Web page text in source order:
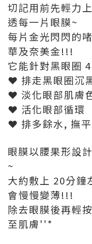
切記用前先輕力
透每一片眼膜~
每片金光閃閃的
華及奈美金!!!
它能針對黑眼圈 4
❤ 排走黑眼圈沉
❤ 淡化眼部肌膚
❤ 活化眼部循環
❤ 排多餘水, 撫
眼膜以腰果形設
~
大約敷上 20分鐘
會慢慢變薄!!!
除去眼膜後再輕
至肌膚''*